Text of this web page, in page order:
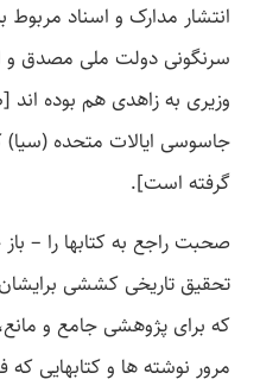
انتشار مدارک و اسناد مربوط
سرنگونی دولت ملی مصدق
وزیری به زاهدی هم بوده­ اند
جاسوسی ایالات متحده (سیا)
گرفته است].
صحبت راجع به کتاب­ها را –
تحقیق تاریخی کششی
که برای پژوهشی جامع و
مرور نوشته­ ها و کتاب­هایی